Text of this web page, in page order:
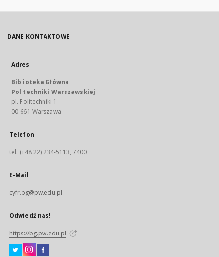
DANE KONTAKTOWE
Adres
Biblioteka Główna
Politechniki Warszawskiej
pl. Politechniki 1
00-661 Warszawa
Telefon
tel. (+48 22) 234-5113, 7400
E-Mail
cyfr.bg@pw.edu.pl
Odwiedź nas!
https://bg.pw.edu.pl